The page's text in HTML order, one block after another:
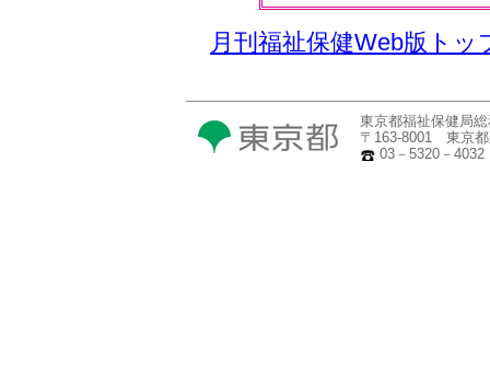
月刊福祉保健Web版トッ
東京都福祉保健局
〒163-8001 東京都
03－5320－